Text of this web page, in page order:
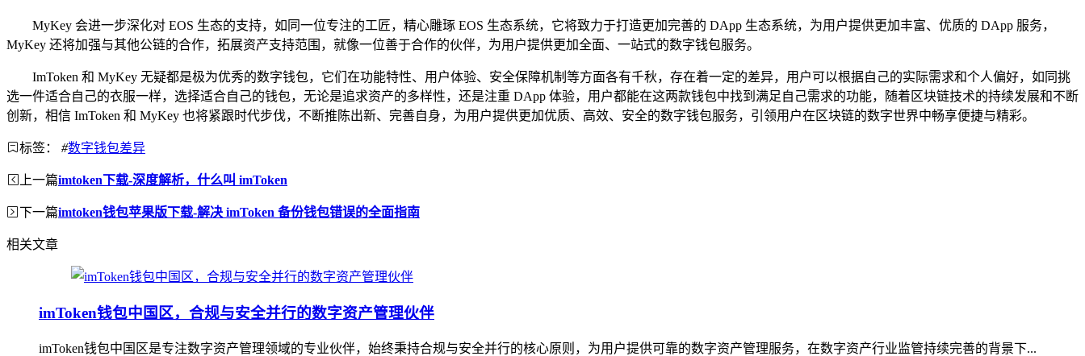
MyKey 会进一步深化对 EOS 生态的支持，如同一位专注的工匠，精心雕琢 EOS 生态系统，它将致力于打造更加完善的 DApp 生态系统，为用户提供更加丰富、优质的 DApp 服务，
MyKey 还将加强与其他公链的合作，拓展资产支持范围，就像一位善于合作的伙伴，为用户提供更加全面、一站式的数字钱包服务。
ImToken 和 MyKey 无疑都是极为优秀的数字钱包，它们在功能特性、用户体验、安全保障机制等方面各有千秋，存在着一定的差异，用户可以根据自己的实际需求和个人偏好，如同挑
选一件适合自己的衣服一样，选择适合自己的钱包，无论是追求资产的多样性，还是注重 DApp 体验，用户都能在这两款钱包中找到满足自己需求的功能，随着区块链技术的持续发展和不断
创新，相信 ImToken 和 MyKey 也将紧跟时代步伐，不断推陈出新、完善自身，为用户提供更加优质、高效、安全的数字钱包服务，引领用户在区块链的数字世界中畅享便捷与精彩。
标签： #数字钱包差异
上一篇imtoken下载-深度解析，什么叫 imToken
下一篇imtoken钱包苹果版下载-解决 imToken 备份钱包错误的全面指南
相关文章
imToken钱包中国区，合规与安全并行的数字资产管理伙伴
imToken钱包中国区是专注数字资产管理领域的专业伙伴，始终秉持合规与安全并行的核心原则，为用户提供可靠的数字资产管理服务，在数字资产行业监管持续完善的背景下...